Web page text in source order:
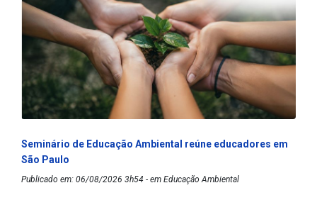
Seminário de Educação Ambiental reúne educadores em
São Paulo
Publicado em: 06/08/2026 3h54 - em Educação Ambiental